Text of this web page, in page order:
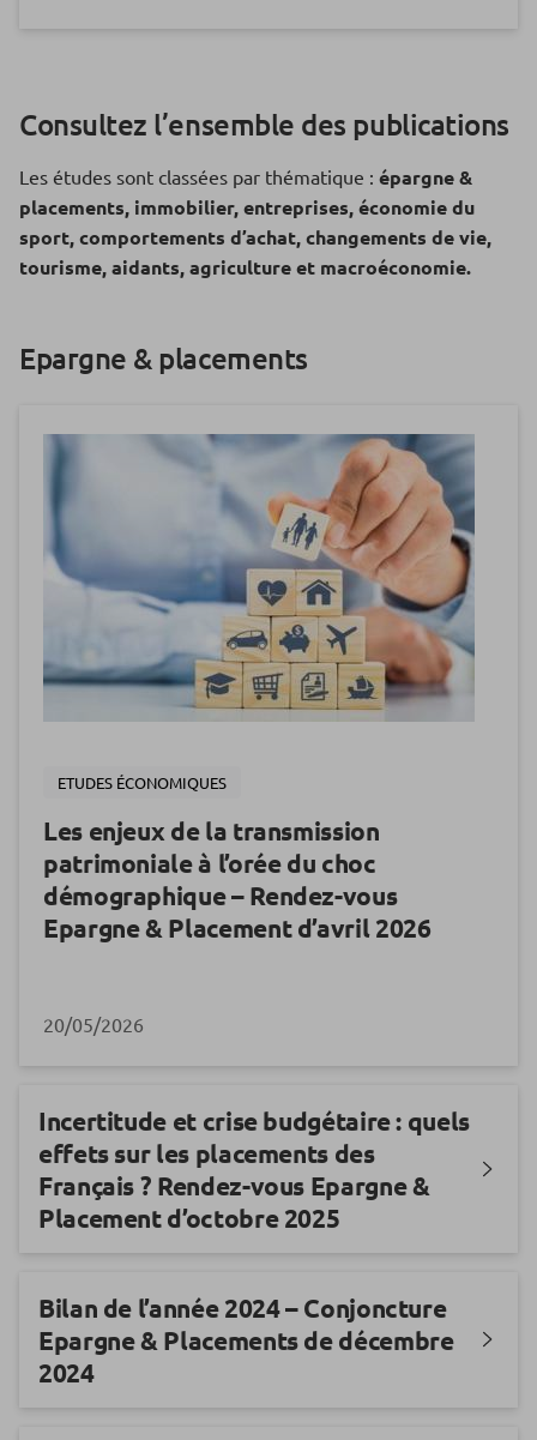
Consultez l’ensemble des publications
Les études sont classées par thématique : épargne &
placements, immobilier, entreprises, économie du
sport, comportements d’achat, changements de vie,
tourisme, aidants, agriculture et macroéconomie.
Epargne & placements
ETUDES ÉCONOMIQUES
Les enjeux de la transmission
patrimoniale à l’orée du choc
démographique – Rendez-vous
Epargne & Placement d’avril 2026
20/05/2026
Incertitude et crise budgétaire : quels
effets sur les placements des
Français ? Rendez-vous Epargne &
Placement d’octobre 2025
Bilan de l’année 2024 – Conjoncture
Epargne & Placements de décembre
2024